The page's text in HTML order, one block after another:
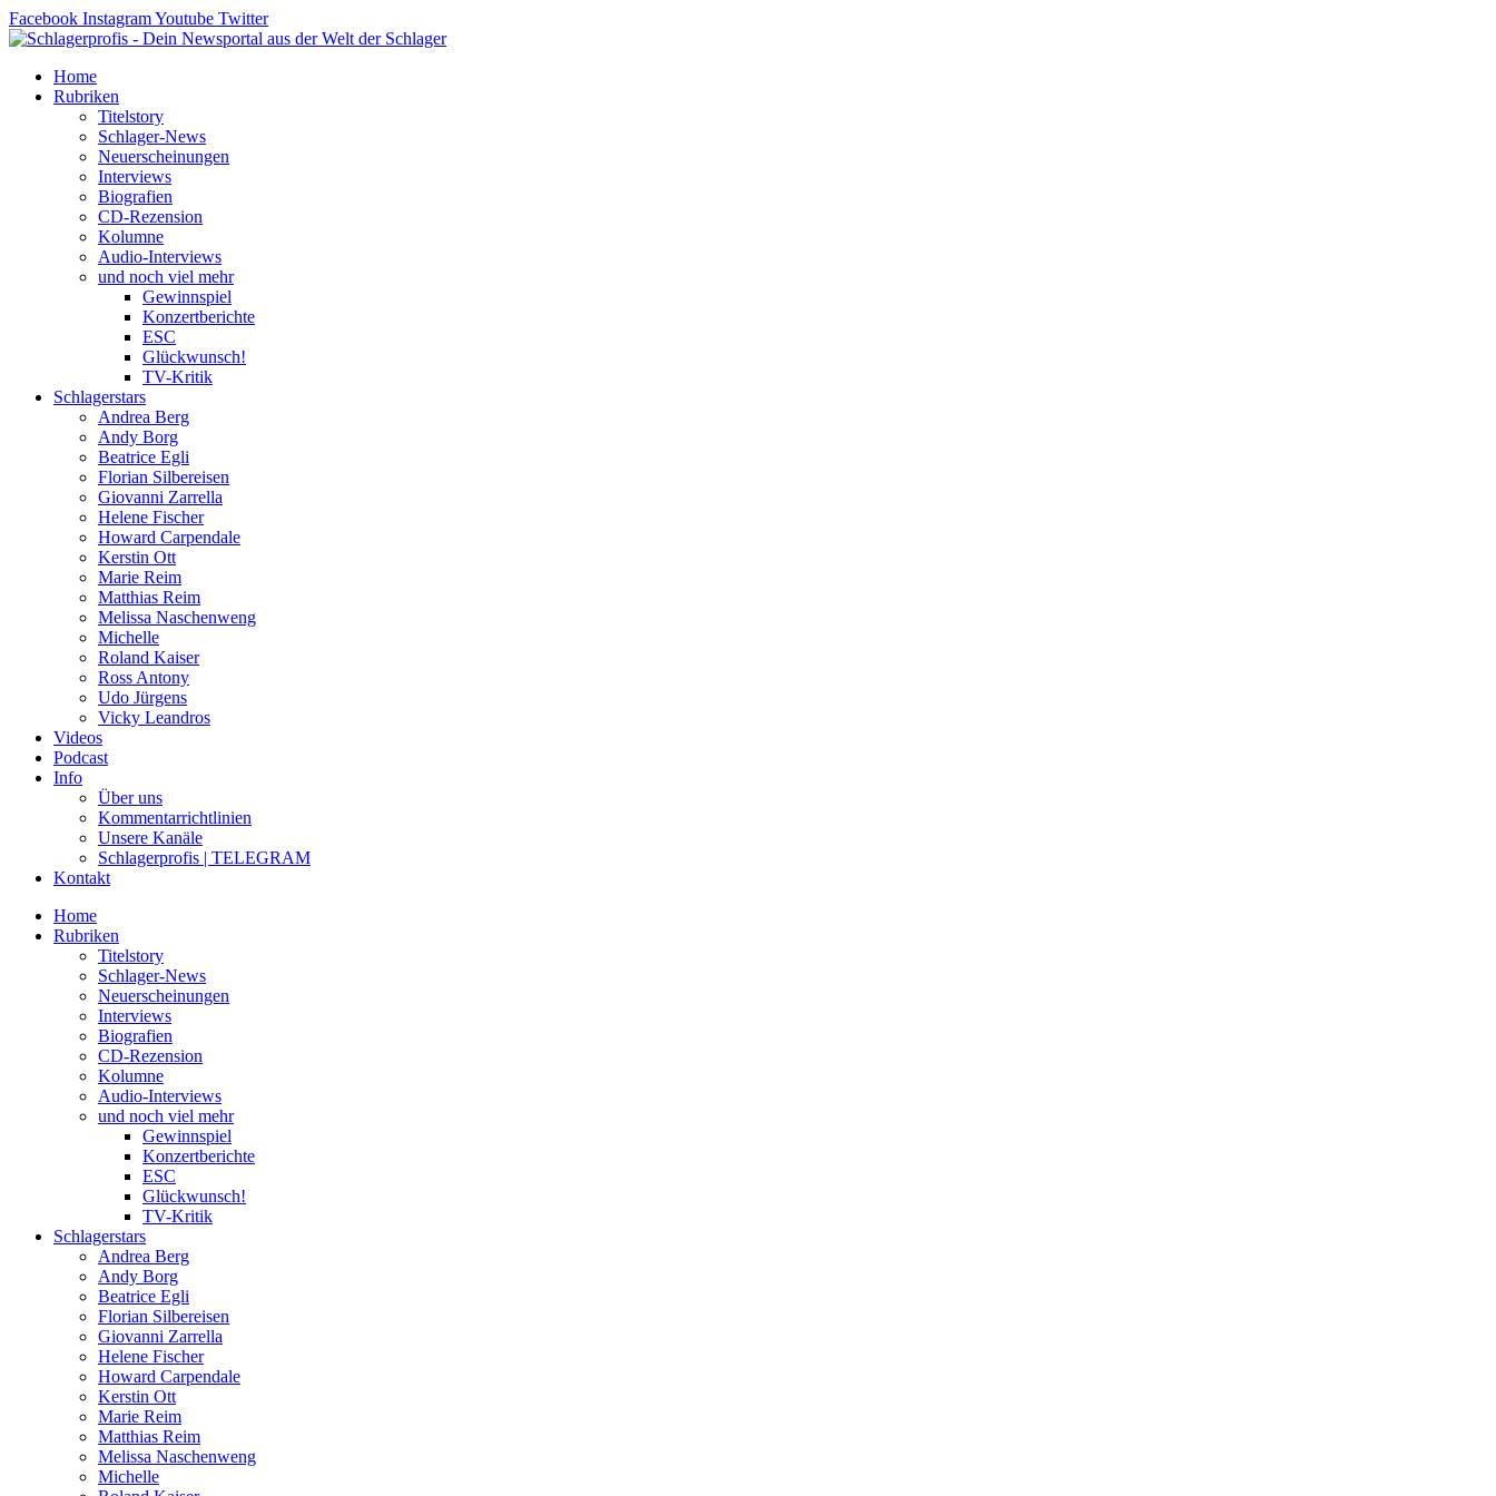
Zum
Inhalt
Facebook InstagramYoutube Twitter
Home
Rubriken
Titelstory
Schlager-News
Neuerscheinungen
Interviews
Biografien
CD-Rezension
Kolumne
Audio-Interviews
und noch viel mehr
Gewinnspiel
Konzertberichte
ESC
Glückwunsch!
TV-Kritik
Schlagerstars
Andrea Berg
Andy Borg
Beatrice Egli
Florian Silbereisen
Giovanni Zarrella
Helene Fischer
Howard Carpendale
Kerstin Ott
Marie Reim
Matthias Reim
Melissa Naschenweng
Michelle
Roland Kaiser
Ross Antony
Udo Jürgens
Vicky Leandros
Videos
Podcast
Info
Über uns
Kommentarrichtlinien
Unsere Kanäle
Schlagerprofis | TELEGRAM
Kontakt
Home
Rubriken
Titelstory
Schlager-News
Neuerscheinungen
Interviews
Biografien
CD-Rezension
Kolumne
Audio-Interviews
und noch viel mehr
Gewinnspiel
Konzertberichte
ESC
Glückwunsch!
TV-Kritik
Schlagerstars
Andrea Berg
Andy Borg
Beatrice Egli
Florian Silbereisen
Giovanni Zarrella
Helene Fischer
Howard Carpendale
Kerstin Ott
Marie Reim
Matthias Reim
Melissa Naschenweng
Michelle